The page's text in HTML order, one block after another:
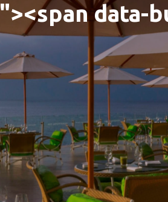
"><span data-